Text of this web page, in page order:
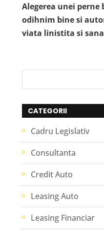
Alegerea unei perne
odihnim bine si
viata linistita si
CATEGORII
Cadru Legislativ
Consultanta
Credit Auto
Leasing Auto
Leasing Financiar